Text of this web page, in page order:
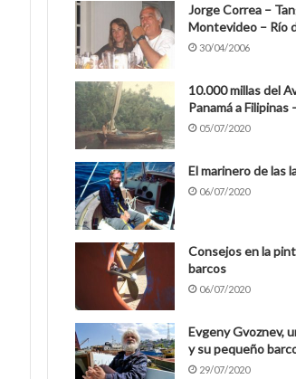
Jorge Correa –
Montevideo – Río
30/04/2006
10.000 millas del
Panamá a Filipinas
05/07/2020
El marinero de las
06/07/2020
Consejos en la
barcos
06/07/2020
Evgeny Gvoznev,
y su pequeño
29/07/2020